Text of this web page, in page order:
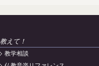
教えて！
教学相談